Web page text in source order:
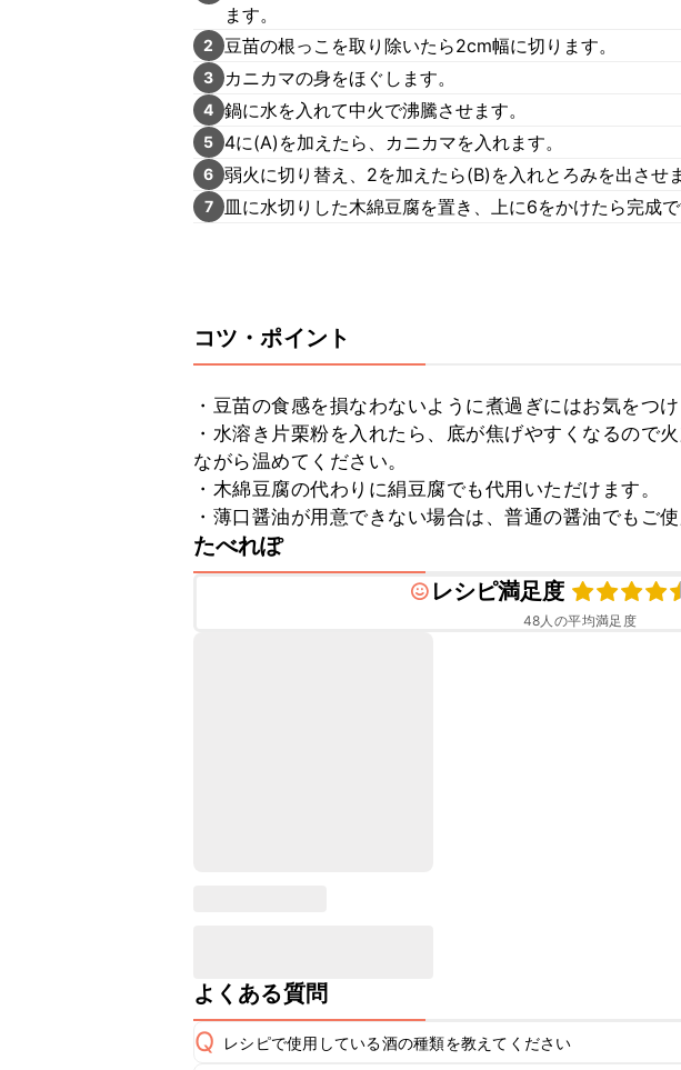
ます。
2 豆苗の根っこを取り除いたら2cm幅に切ります。
3 カニカマの身をほぐします。
4 鍋に水を入れて中火で沸騰させます。
5 4に(A)を加えたら、カニカマを入れます。
6 弱火に切り替え、2を加えたら(B)を入れとろみを出させま
7 皿に水切りした木綿豆腐を置き、上に6をかけたら完成で
コツ・ポイント
・豆苗の食感を損なわないように煮過ぎにはお気をつけ
・水溶き片栗粉を入れたら、底が焦げやすくなるので
ながら温めてください。
・木綿豆腐の代わりに絹豆腐でも代用いただけます。
・薄口醤油が用意できない場合は、普通の醤油でもご使
たべれぽ
レシピ満足度
48人の平均満足度
よくある質問
Q レシピで使用している酒の種類を教えてください